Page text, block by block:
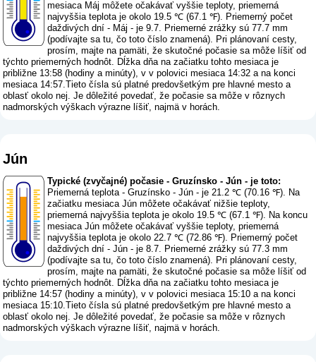
mesiaca Máj môžete očakávať vyššie teploty, priemerná
najvyššia teplota je okolo 19.5 ℃ (67.1 ℉). Priemerný počet
daždivých dní - Máj - je 9.7. Priemerné zrážky sú 77.7 mm
(podívajte sa tu, čo toto číslo znamená). Pri plánovaní cesty,
prosím, majte na pamäti, že skutočné počasie sa môže líšiť od
týchto priemerných hodnôt. Dĺžka dňa na začiatku tohto mesiaca je
približne 13:58 (hodiny a minúty), v v polovici mesiaca 14:32 a na konci
mesiaca 14:57.Tieto čísla sú platné predovšetkým pre hlavné mesto a
oblasť okolo nej. Je dôležité povedať, že počasie sa môže v rôznych
nadmorských výškach výrazne líšiť, najmä v horách.
Jún
Typické (zvyčajné) počasie - Gruzínsko - Jún - je toto:
Priemerná teplota - Gruzínsko - Jún - je 21.2 ℃ (70.16 ℉). Na
začiatku mesiaca Jún môžete očakávať nižšie teploty,
priemerná najvyššia teplota je okolo 19.5 ℃ (67.1 ℉). Na koncu
mesiaca Jún môžete očakávať vyššie teploty, priemerná
najvyššia teplota je okolo 22.7 ℃ (72.86 ℉). Priemerný počet
daždivých dní - Jún - je 8.7. Priemerné zrážky sú 77.3 mm
(podívajte sa tu, čo toto číslo znamená). Pri plánovaní cesty,
prosím, majte na pamäti, že skutočné počasie sa môže líšiť od
týchto priemerných hodnôt. Dĺžka dňa na začiatku tohto mesiaca je
približne 14:57 (hodiny a minúty), v v polovici mesiaca 15:10 a na konci
mesiaca 15:10.Tieto čísla sú platné predovšetkým pre hlavné mesto a
oblasť okolo nej. Je dôležité povedať, že počasie sa môže v rôznych
nadmorských výškach výrazne líšiť, najmä v horách.